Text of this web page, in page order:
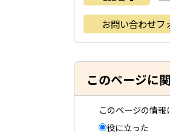
お問い合わせフ
このページに
このページの情報
役に立った